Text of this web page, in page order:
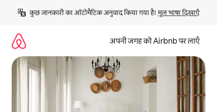
छोड़कर
कॉन्टेंट
कुछ जानकारी का ऑटोमैटिक अनुवाद किया गया है। मूल भाषा दिखाएँ
अपनी जगह को Airbnb पर लाएँ